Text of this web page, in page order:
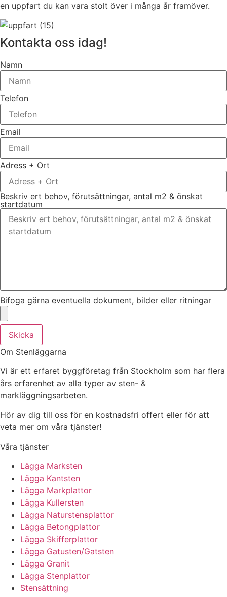
en uppfart du kan vara stolt över i många år framöver.
Kontakta oss idag!
Namn
Telefon
Email
Adress + Ort
Beskriv ert behov, förutsättningar, antal m2 & önskat
startdatum
Bifoga gärna eventuella dokument, bilder eller ritningar
Skicka
Om Stenläggarna
Vi är ett erfaret byggföretag från Stockholm som har flera
års erfarenhet av alla typer av sten- &
markläggningsarbeten.
Hör av dig till oss för en kostnadsfri offert eller för att
veta mer om våra tjänster!
Våra tjänster
Lägga Marksten
Lägga Kantsten
Lägga Markplattor
Lägga Kullersten
Lägga Naturstensplattor
Lägga Betongplattor
Lägga Skifferplattor
Lägga Gatusten/Gatsten
Lägga Granit
Lägga Stenplattor
Stensättning